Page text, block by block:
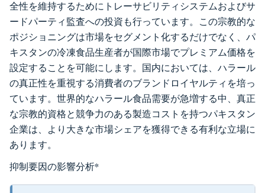
全性を維持するためにトレーサビリティシステムおよびサ
ードパーティ監査への投資も行っています。この宗教的な
ポジショニングは市場をセグメント化するだけでなく、パ
キスタンの冷凍食品生産者が国際市場でプレミアム価格を
設定することを可能にします。国内においては、ハラール
の真正性を重視する消費者のブランドロイヤルティを培っ
ています。世界的なハラール食品需要が急増する中、真正
な宗教的資格と競争力のある製造コストを持つパキスタン
企業は、より大きな市場シェアを獲得できる有利な立場に
あります。
抑制要因の影響分析*